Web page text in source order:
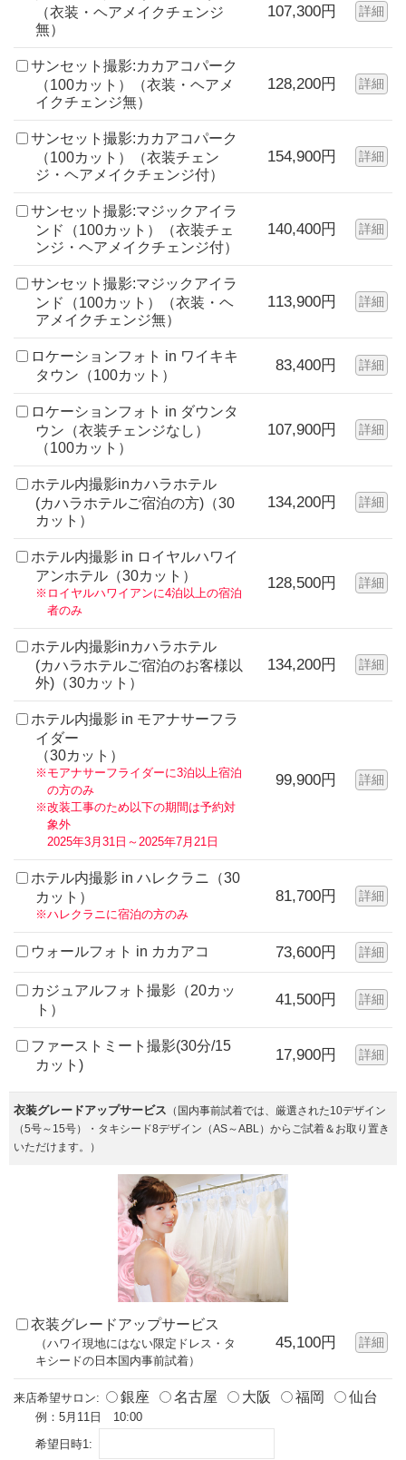
（衣装・ヘアメイクチェンジ
無）
107,300円 詳細
サンセット撮影:カカアコパーク
（100カット）（衣装・ヘアメ
イクチェンジ無）
128,200円 詳細
サンセット撮影:カカアコパーク
（100カット）（衣装チェン
ジ・ヘアメイクチェンジ付）
154,900円 詳細
サンセット撮影:マジックアイラ
ンド（100カット）（衣装チェ
ンジ・ヘアメイクチェンジ付）
140,400円 詳細
サンセット撮影:マジックアイラ
ンド（100カット）（衣装・ヘ
アメイクチェンジ無）
113,900円 詳細
ロケーションフォト in ワイキキ
タウン（100カット）
83,400円 詳細
ロケーションフォト in ダウンタ
ウン（衣装チェンジなし）
（100カット）
107,900円 詳細
ホテル内撮影inカハラホテル
(カハラホテルご宿泊の方)（30
カット）
134,200円 詳細
ホテル内撮影 in ロイヤルハワイ
アンホテル（30カット）
※ロイヤルハワイアンに4泊以上の宿泊
者のみ
128,500円 詳細
ホテル内撮影inカハラホテル
(カハラホテルご宿泊のお客様以
外)（30カット）
134,200円 詳細
ホテル内撮影 in モアナサーフラ
イダー
（30カット）
※モアナサーフライダーに3泊以上宿泊
の方のみ
※改装工事のため以下の期間は予約対
象外
2025年3月31日～2025年7月21日
99,900円 詳細
ホテル内撮影 in ハレクラニ（30
カット）
※ハレクラニに宿泊の方のみ
81,700円 詳細
ウォールフォト in カカアコ 73,600円 詳細
カジュアルフォト撮影（20カッ
ト）
41,500円 詳細
ファーストミート撮影(30分/15
カット)
17,900円 詳細
衣装グレードアップサービス （国内事前試着では、厳選された10デザイン
（5号～15号）・タキシード8デザイン（AS～ABL）からご試着＆お取り置き
いただけます。）
衣装グレードアップサービス
（ハワイ現地にはない限定ドレス・タ
キシードの日本国内事前試着）
45,100円 詳細
来店希望サロン: 銀座 名古屋 大阪 福岡 仙台
例：5月11日 10:00
希望日時1: